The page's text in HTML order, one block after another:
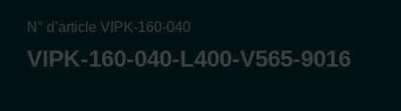
N° d’article VIPK-160-040
VIPK-160-040-L400-V565-9016